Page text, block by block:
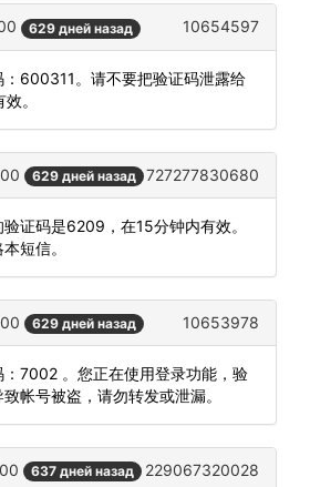
629 дней назад 10654597
：600311。请不要把验证码泄露给
。
629 дней назад 727277830680
验证码是6209，在15分钟内有效。
短信。
629 дней назад 10653978
：7002 。您正在使用登录功能，验
帐号被盗，请勿转发或泄漏。
637 дней назад 229067320028